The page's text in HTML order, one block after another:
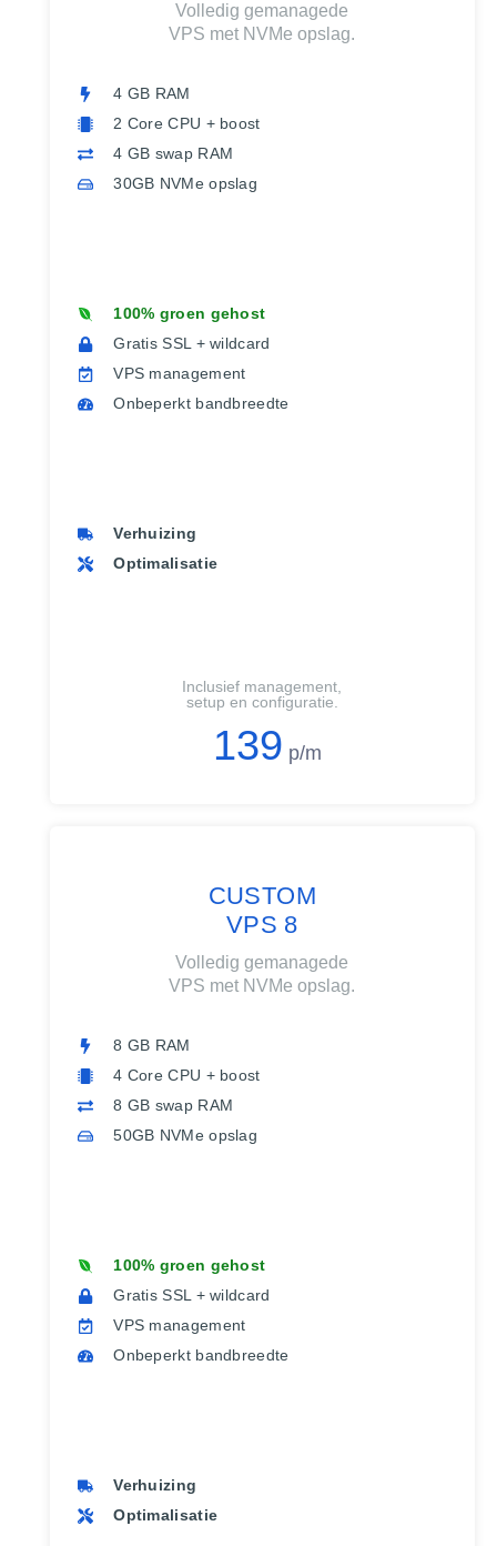
Volledig gemanagede
VPS met NVMe opslag.
139 p/m
4 GB RAM
2 Core CPU + boost
4 GB swap RAM
30GB NVMe opslag
100% groen gehost
Gratis SSL + wildcard
VPS management
Onbeperkt bandbreedte
Verhuizing
Optimalisatie
Inclusief management,
setup en configuratie.
CUSTOM
VPS 8
Volledig gemanagede
VPS met NVMe opslag.
8 GB RAM
4 Core CPU + boost
8 GB swap RAM
50GB NVMe opslag
100% groen gehost
Gratis SSL + wildcard
VPS management
Onbeperkt bandbreedte
Verhuizing
Optimalisatie